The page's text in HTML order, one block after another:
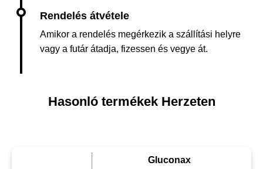
Amikor a rendelés megérkezik a szállítási helyre
vagy a futár átadja, fizessen és vegye át.
Hasonló termékek Herzeten
Gluconax